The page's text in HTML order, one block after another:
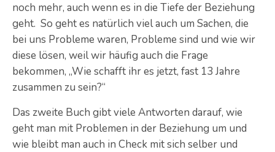
noch mehr, auch wenn es in die Tiefe der Beziehung
geht. So geht es natürlich viel auch um Sachen, die
bei uns Probleme waren, Probleme sind und wie wir
diese lösen, weil wir häufig auch die Frage
bekommen, „Wie schafft ihr es jetzt, fast 13 Jahre
zusammen zu sein?“
Das zweite Buch gibt viele Antworten darauf, wie
geht man mit Problemen in der Beziehung um und
wie bleibt man auch in Check mit sich selber und